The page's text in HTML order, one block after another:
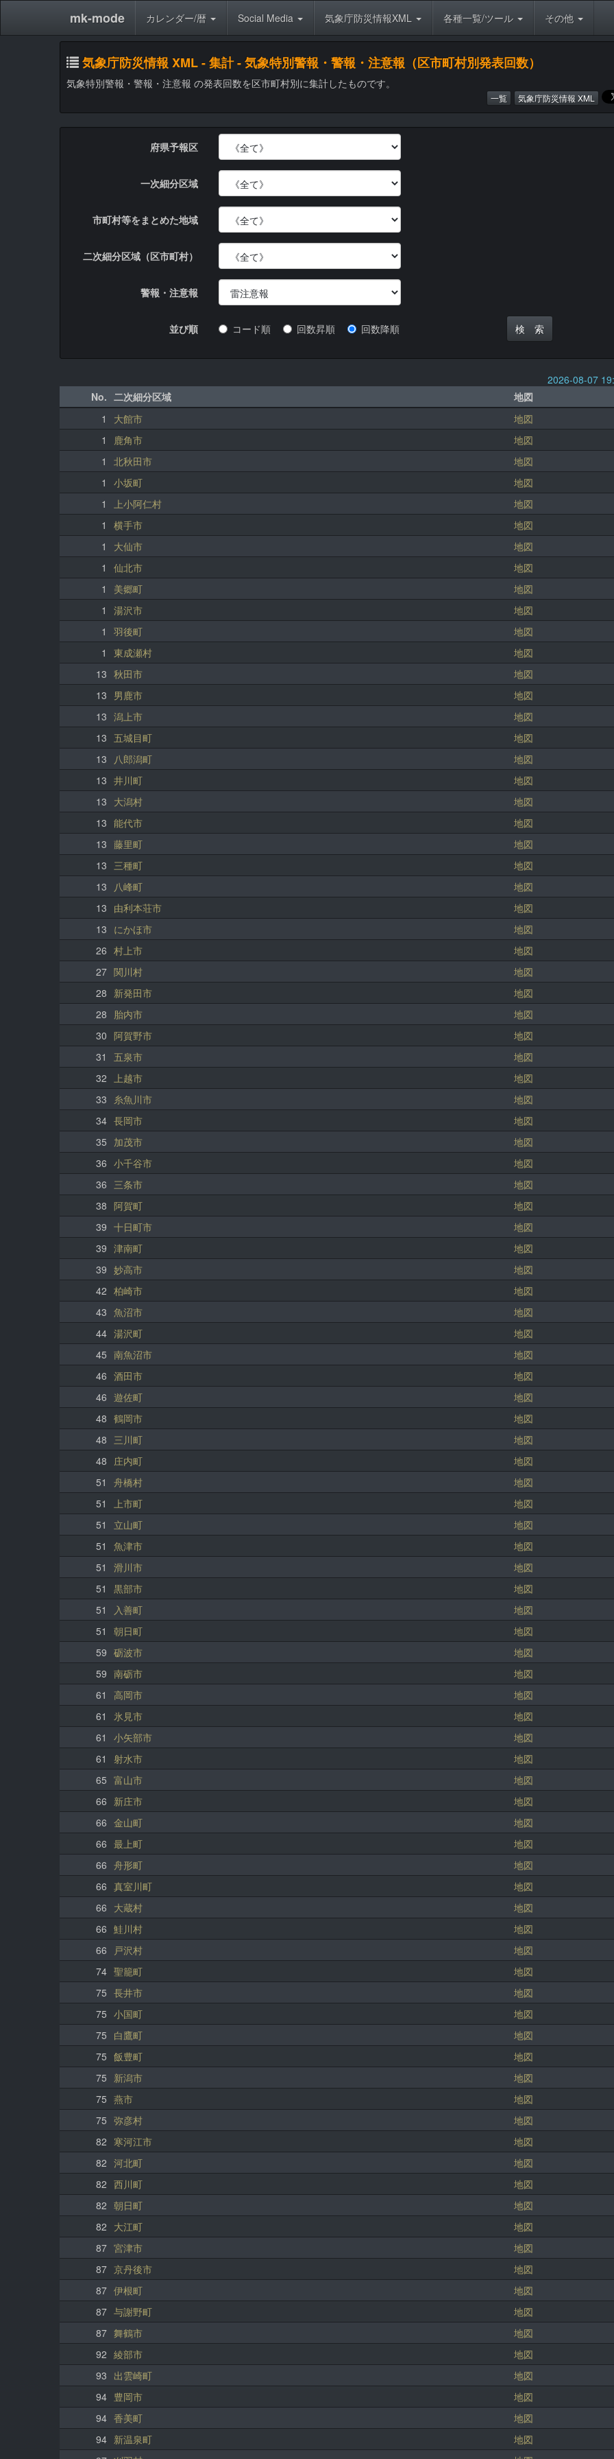
mk-mode カレンダー/暦 Social Media 気象庁防災情報XML 各種一覧/ツール その他
気象庁防災情報 XML - 集計 - 気象特別警報・警報・注意報（区市町村別発表回数）
気象特別警報・警報・注意報 の発表回数を区市町村別に集計したものです。
一覧 気象庁防災情報 XML
府県予報区
一次細分区域
市町村等をまとめた地域
二次細分区域（区市町村）
警報・注意報
並び順 コード順 回数昇順 回数降順
2026-08-07
No. 二次細分区域
地図
1
大館市
地図
1
鹿角市
地図
1
北秋田市
地図
1
小坂町
地図
1
上小阿仁村
地図
1
横手市
地図
1
大仙市
地図
1
仙北市
地図
1
美郷町
地図
1
湯沢市
地図
1
羽後町
地図
1
東成瀬村
地図
13 秋田市
地図
13 男鹿市
地図
13 潟上市
地図
13 五城目町
地図
13
八郎潟町
地図
13 井川町
地図
13 大潟村
地図
13 能代市
地図
13 藤里町
地図
13 三種町
地図
13
八峰町
地図
13 由利本荘市
地図
13 にかほ市
地図
26 村上市
地図
27 関川村
地図
28 新発田市
地図
28 胎内市
地図
30 阿賀野市
地図
31
五泉市
地図
32 上越市
地図
33
糸魚川市
地図
34 長岡市
地図
35 加茂市
地図
36 小千谷市
地図
36 三条市
地図
38 阿賀町
地図
39 十日町市
地図
39 津南町
地図
39 妙高市
地図
42 柏崎市
地図
43 魚沼市
地図
44 湯沢町
地図
45 南魚沼市
地図
46 酒田市
地図
46 遊佐町
地図
48 鶴岡市
地図
48 三川町
地図
48 庄内町
地図
51
舟橋村
地図
51
上市町
地図
51
立山町
地図
51
魚津市
地図
51
滑川市
地図
51
黒部市
地図
51
入善町
地図
51
朝日町
地図
59 砺波市
地図
59 南砺市
地図
61
高岡市
地図
61
氷見市
地図
61
小矢部市
地図
61
射水市
地図
65 富山市
地図
66 新庄市
地図
66 金山町
地図
66 最上町
地図
66 舟形町
地図
66 真室川町
地図
66 大蔵村
地図
66 鮭川村
地図
66
戸沢村
地図
74 聖籠町
地図
75 長井市
地図
75 小国町
地図
75 白鷹町
地図
75 飯豊町
地図
75 新潟市
地図
75 燕市
地図
75 弥彦村
地図
82 寒河江市
地図
82 河北町
地図
82 西川町
地図
82 朝日町
地図
82 大江町
地図
87 宮津市
地図
87 京丹後市
地図
87 伊根町
地図
87 与謝野町
地図
87 舞鶴市
地図
92 綾部市
地図
93 出雲崎町
地図
94 豊岡市
地図
94 香美町
地図
94 新温泉町
地図